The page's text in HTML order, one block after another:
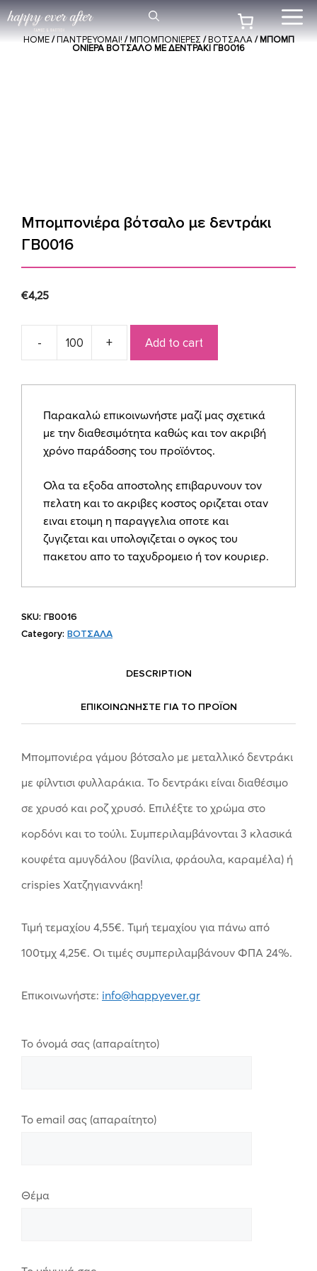
Μετάβαση
σε
περιεχόμενο
HOME/ΠΑΝΤΡΕΥΟΜΑΙ!/ΜΠΟΜΠΟΝΙΕΡΕΣ/ΒΟΤΣΑΛΑ/ ΜΠΟΜΠ
ΟΝΙΈΡΑ ΒΌΤΣΑΛΟ ΜΕ ΔΕΝΤΡΆΚΙ ΓΒ0016
Μπομπονιέρα βότσαλο με δεντράκι
ΓΒ0016
€4,25
Μπομπονιέρα
με
ΓΒ0016
quantity
Add to cart
Παρακαλώ επικοινωνήστε μαζί μας σχετικά
με την διαθεσιμότητα καθώς και τον ακριβή
χρόνο παράδοσης του προϊόντος.
Ολα τα εξοδα αποστολης επιβαρυνουν τον
πελατη και το ακριβες κοστος οριζεται οταν
ειναι ετοιμη η παραγγελια οποτε και
ζυγιζεται και υπολογιζεται ο ογκος του
πακετου απο το ταχυδρομειο ή τον κουριερ.
SKU: ΓΒ0016
Category: ΒΟΤΣΑΛΑ
DESCRIPTION
ΕΠΙΚΟΙΝΩΝΗΣΤΕ ΓΙΑ ΤΟ ΠΡΟΪOΝ
Μπομπονιέρα γάμου βότσαλο με μεταλλικό δεντράκι
με φίλντισι φυλλαράκια. Το δεντράκι είναι διαθέσιμο
σε χρυσό και ροζ χρυσό. Επιλέξτε το χρώμα στο
κορδόνι και το τούλι. Συμπεριλαμβάνονται 3 κλασικά
κουφέτα αμυγδάλου (βανίλια, φράουλα, καραμέλα) ή
crispies Χατζηγιαννάκη!
Τιμή τεμαχίου 4,55€. Τιμή τεμαχίου για πάνω από
100τμχ 4,25€. Οι τιμές συμπεριλαμβάνουν ΦΠΑ 24%.
Επικοινωνήστε: info@happyever.gr
Το όνομά σας (απαραίτητο)
Το email σας (απαραίτητο)
Θέμα